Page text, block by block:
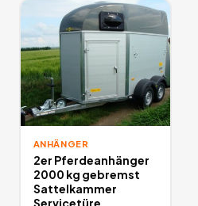
ANHÄNGER
2er Pferdeanhänger
2000 kg gebremst
Sattelkammer
Servicetüre